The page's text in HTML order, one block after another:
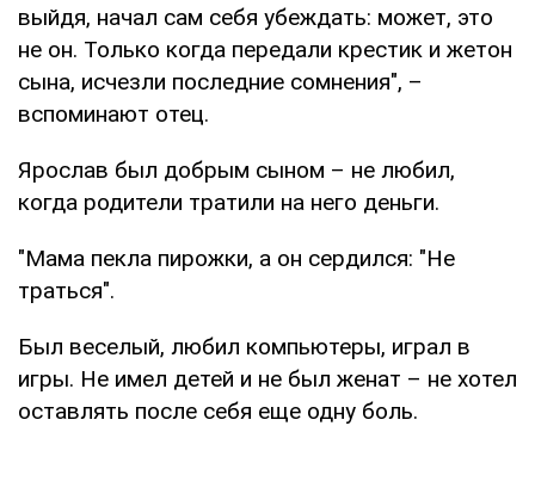
выйдя, начал сам себя убеждать: может, это
не он. Только когда передали крестик и жетон
сына, исчезли последние сомнения", –
вспоминают отец.
Ярослав был добрым сыном – не любил,
когда родители тратили на него деньги.
"Мама пекла пирожки, а он сердился: "Не
траться".
Был веселый, любил компьютеры, играл в
игры. Не имел детей и не был женат – не хотел
оставлять после себя еще одну боль.